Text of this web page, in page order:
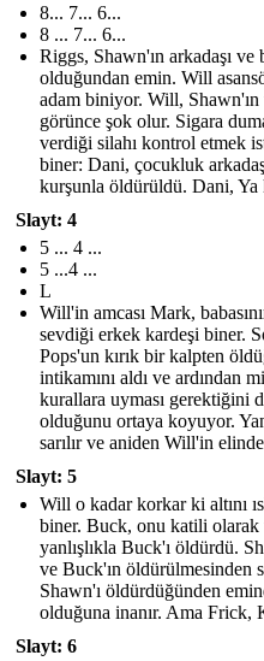
8... 7... 6...
8 ... 7... 6...
Riggs, Shawn'ın arkadaşı
olduğundan emin. Will
adam biniyor. Will, Shawn'ın
görünce şok olur. Sigara
verdiği silahı kontrol etmek
biner: Dani, çocukluk
kurşunla öldürüldü. Dani, Ya
Slayt: 4
5 ... 4 ...
5 ...4 ...
L
Will'in amcası Mark,
sevdiği erkek kardeşi biner.
Pops'un kırık bir kalpten
intikamını aldı ve ardından
kurallara uyması gerektiğini
olduğunu ortaya koyuyor.
sarılır ve aniden Will'in
Slayt: 5
Will o kadar korkar ki altını
biner. Buck, onu katili olarak
yanlışlıkla Buck'ı öldürdü.
ve Buck'ın
Shawn'ı öldürdüğünden
olduğuna inanır. Ama Frick,
Slayt: 6